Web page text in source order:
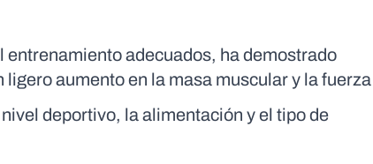
adecuados, ha demostrado
aumento en la masa muscular y la fuerza
deportivo, la alimentación y el tipo de